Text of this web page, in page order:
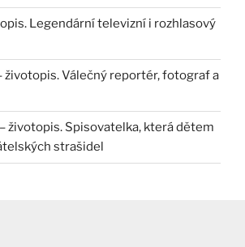
Legendární televizní i rozhlasový
životopis. Válečný reportér, fotograf a
životopis. Spisovatelka, která dětem
strašidel